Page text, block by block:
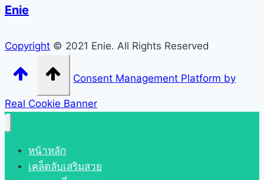
Enie
Copyright © 2021 Enie. All Rights Reserved
Consent Management Platform by
Real Cookie Banner
หน้าหลัก
เคล็ดลับเสริมสวย